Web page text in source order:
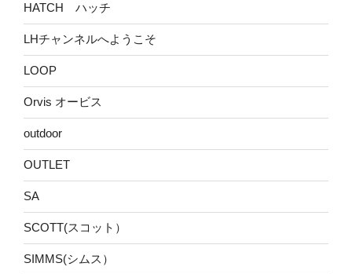
HATCH ハッチ
LHチャンネルへようこそ
LOOP
Orvis オービス
outdoor
OUTLET
SA
SCOTT(スコット）
SIMMS(シムス）